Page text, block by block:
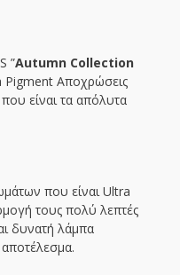
”Autumn Collection
Pigment Αποχρώσεις
είναι τα απόλυτα
που είναι Ultra
τους πολύ λεπτές
δυνατή λάμπα